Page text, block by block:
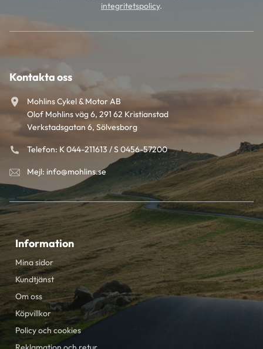
integritetspolicy.
Kontakta oss
Mohlins Cykel & Motor AB
Olof Mohlins väg 6, 291 62 Kristianstad
Verkstadsgatan 6, Sölvesborg
Telefon: K 044-211613 / S 0456-57200
Mejl: info@mohlins.se
Information
Mina sidor
Kundtjänst
Om oss
Köpvillkor
Policy och cookies